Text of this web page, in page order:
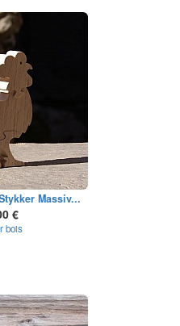
Massiv...
€
bois